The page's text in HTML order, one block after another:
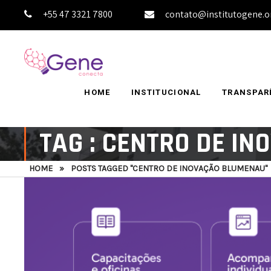
+55 47 3321 7800
HOME INSTITUCIONAL
TAG : CENTRO DE
HOME » POSTS TAGGED "CENTRO DE INOVAÇÃO BLUMENAU"